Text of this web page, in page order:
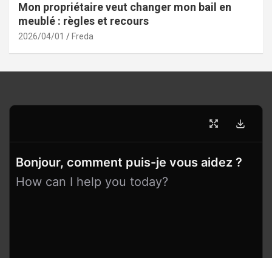
Mon propriétaire veut changer mon bail en
meublé : règles et recours
2026/04/01 Freda
Bonjour, comment puis-je vous aidez ?
How can I help you today?